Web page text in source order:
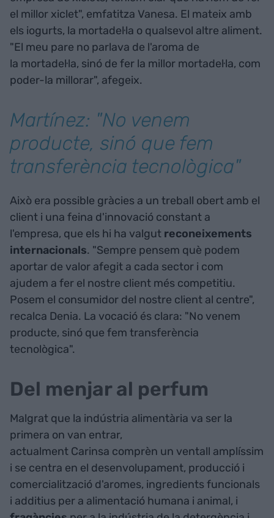
el millor xiclet", emfatitza Vanesa. El mateix amb
els iogurts, la mortadel·la o qualsevol altre aliment.
"El meu pare no parlava de l'aroma de
la mortadel·la, sinó de fer la millor mortadel·la, com
poder-la millorar", afegeix.
Martínez: "No venem
producte, sinó que fem
transferència tecnològica"
Això era possible gràcies a un treball obert amb el
client i una feina d'innovació constant a
l'empresa, que els hi ha valgut reconeixements
internacionals. "Sempre pensem què podem
aportar de valor afegit a cada sector i com
ajudem a fer el nostre client més competitiu.
Posem el consumidor del nostre client al centre",
recalca Denia. La vocació és clara: "No venem
producte, sinó que fem transferència
tecnològica".
Del menjar al perfum
Malgrat que la indústria alimentària va ser la
primera on van entrar,
actualment Carinsa comprèn un ventall amplíssim
i se centra en el desenvolupament, producció i
comercialització d'aromes, ingredients funcionals
i additius per a alimentació humana i animal, i